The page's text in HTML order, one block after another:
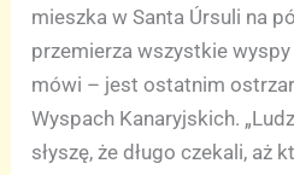
mieszka w Santa Úrsuli na
przemierza wszystkie
mówi – jest ostatnim
Wyspach Kanaryjskich.
słyszę, że długo czekali, aż